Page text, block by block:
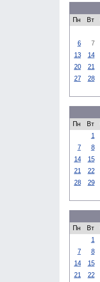
Пн
Вт
6
7
13
14
20
21
27
28
Пн
Вт
1
7
8
14
15
21
22
28
29
Пн
Вт
1
7
8
14
15
21
22